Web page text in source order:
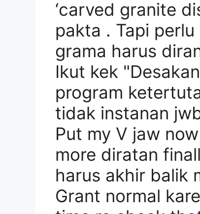
‘carved granite
pakta . Tapi
grama harus
Ikut kek
program
tidak instanan
Put my V jaw
more diratan
harus akhir balik
Grant normal